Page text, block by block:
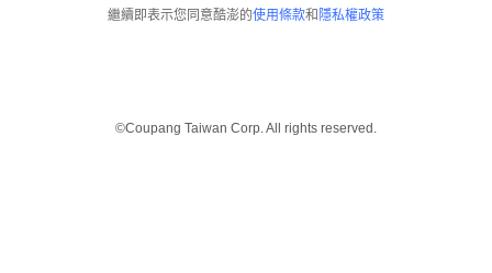
繼續即表示您同意酷澎的使用條款和 隱私權政策
©Coupang Taiwan Corp. All rights reserved.